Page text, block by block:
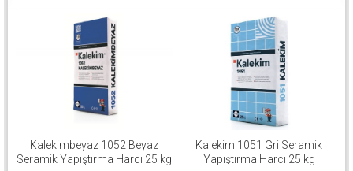
Kalekimbeyaz 1052 Beyaz
Seramik Yapıştırma Harcı 25 kg
Kalekim 1051 Gri Seramik
Yapıştırma Harcı 25 kg